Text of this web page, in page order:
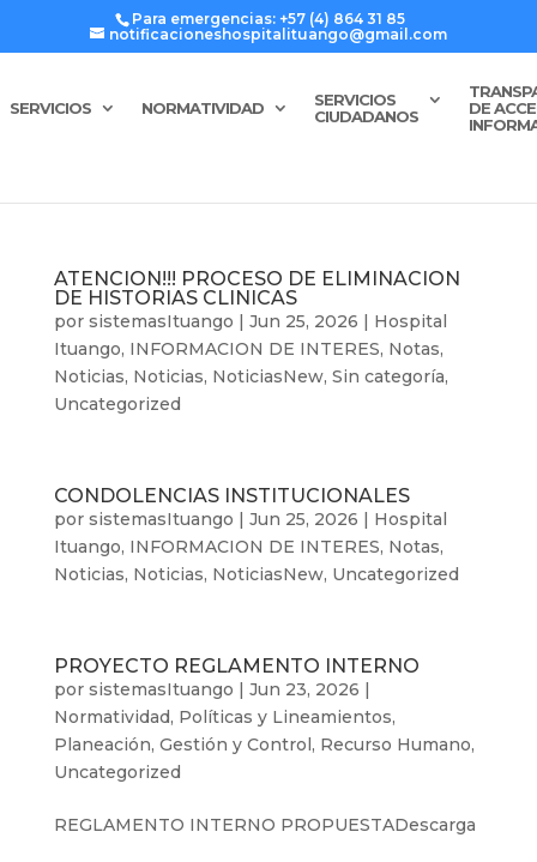
Para emergencias: +57 (4) 864 31 85
notificacioneshospitalituango@gmail.com
SERVICIOS NORMATIVIDAD
SERVICIOS
CIUDADANOS
DE
ATENCION!!! PROCESO DE ELIMINACION
DE HISTORIAS CLINICAS
por sistemasItuango | Jun 25, 2026 | Hospital
Ituango, INFORMACION DE INTERES, Notas,
Noticias, Noticias, NoticiasNew, Sin categoría,
Uncategorized
CONDOLENCIAS INSTITUCIONALES
por sistemasItuango | Jun 25, 2026 | Hospital
Ituango, INFORMACION DE INTERES, Notas,
Noticias, Noticias, NoticiasNew, Uncategorized
PROYECTO REGLAMENTO INTERNO
por sistemasItuango | Jun 23, 2026 |
Normatividad, Políticas y Lineamientos,
Planeación, Gestión y Control, Recurso Humano,
Uncategorized
REGLAMENTO INTERNO PROPUESTADescarga